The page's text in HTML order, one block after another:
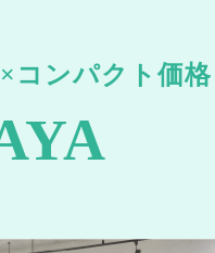
コンパクト価格